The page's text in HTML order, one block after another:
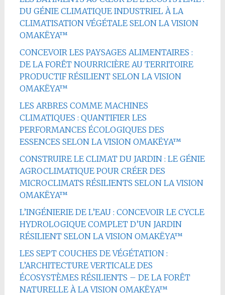
DU GÉNIE CLIMATIQUE INDUSTRIEL À LA
CLIMATISATION VÉGÉTALE SELON LA VISION
OMAKËYA™
CONCEVOIR LES PAYSAGES ALIMENTAIRES :
DE LA FORÊT NOURRICIÈRE AU TERRITOIRE
PRODUCTIF RÉSILIENT SELON LA VISION
OMAKËYA™
LES ARBRES COMME MACHINES
CLIMATIQUES : QUANTIFIER LES
PERFORMANCES ÉCOLOGIQUES DES
ESSENCES SELON LA VISION OMAKËYA™
CONSTRUIRE LE CLIMAT DU JARDIN : LE GÉNIE
AGROCLIMATIQUE POUR CRÉER DES
MICROCLIMATS RÉSILIENTS SELON LA VISION
OMAKËYA™
L’INGÉNIERIE DE L’EAU : CONCEVOIR LE CYCLE
HYDROLOGIQUE COMPLET D’UN JARDIN
RÉSILIENT SELON LA VISION OMAKËYA™
LES SEPT COUCHES DE VÉGÉTATION :
L’ARCHITECTURE VERTICALE DES
ÉCOSYSTÈMES RÉSILIENTS – DE LA FORÊT
NATURELLE À LA VISION OMAKËYA™